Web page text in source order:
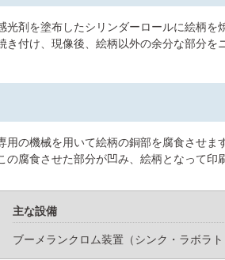
光剤を塗布したシリンダーロールに絵柄を
き付け、現像後、絵柄以外の余分な部分を
用の機械を用いて絵柄の銅部を腐食させます
の腐食させた部分が凹み、絵柄となって印
主な設備
ブーメランクロム装置（シンク・ラボラト